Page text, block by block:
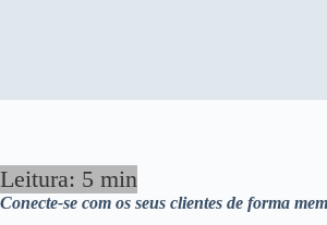
Conecte-se com os seus clientes de forma